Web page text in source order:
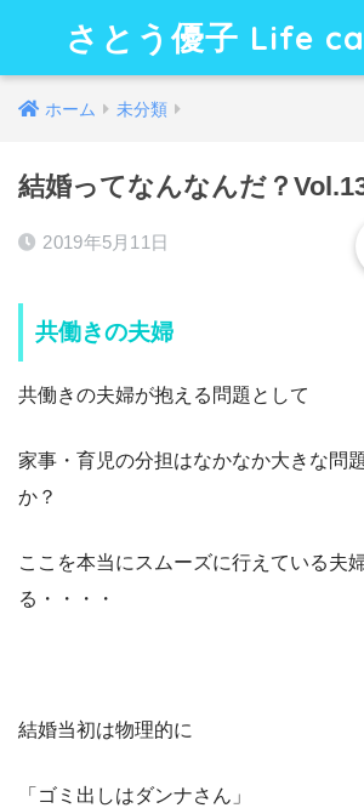
さとう優子 Life
ホーム 未分類
結婚ってなんなんだ？
2019年5月11日
共働きの夫婦
共働きの夫婦が抱える問題として
家事・育児の分担はなかなか大きな問
か？
ここを本当にスムーズに行えている夫
る・・・・
結婚当初は物理的に
「ゴミ出しはダンナさん」